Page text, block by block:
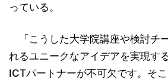
っている。
「こうした大学院講座や検討チ
れるユニークなアイデアを実現す
ICTパートナーが不可欠です。そ